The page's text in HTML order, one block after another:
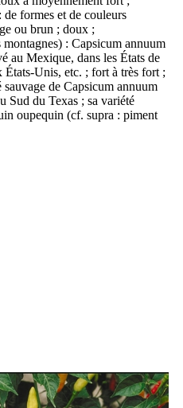
formes et de couleurs
ou brun ; doux ;
montagnes) : Capsicum annuum
au Mexique, dans les États de
Unis, etc. ; fort à très fort ;
de Capsicum annuum
Sud du Texas ; sa variété
oupequin (cf. supra : piment